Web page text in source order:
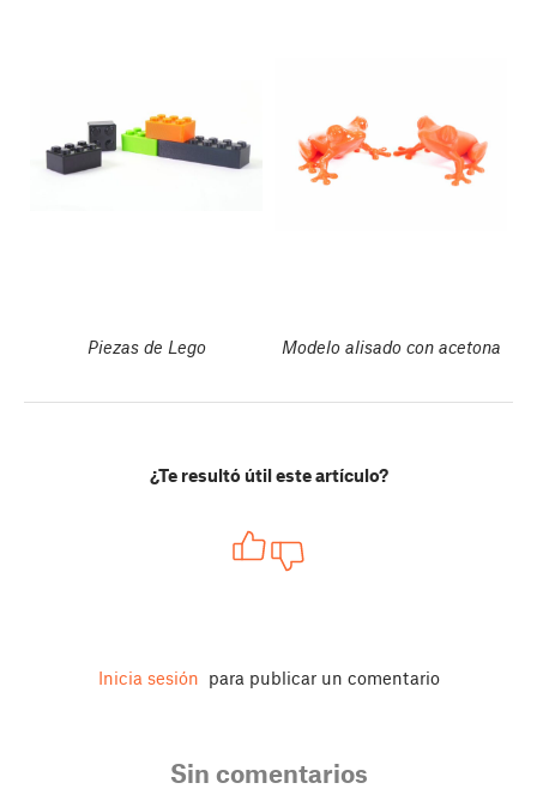
Piezas de Lego Modelo alisado con acetona
¿Te resultó útil este artículo?
Inicia sesión para publicar un comentario
Sin comentarios